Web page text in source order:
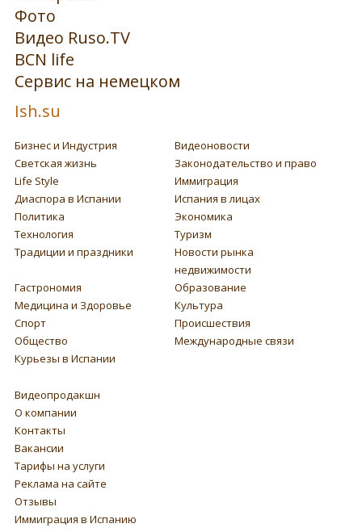
Фото
Видео Ruso.TV
BCN life
Сервис на немецком
Ish.su
Бизнес и Индустрия
Видеоновости
Светская жизнь
Законодательство и право
Life Style
Иммиграция
Диаспора в Испании
Испания в лицах
Политика
Экономика
Технология
Туризм
Традиции и праздники
Новости рынка
недвижимости
Гастрономия
Образование
Медицина и Здоровье
Культура
Спорт
Происшествия
Общество
Международные связи
Курьезы в Испании
Видеопродакшн
О компании
Контакты
Вакансии
Тарифы на услуги
Реклама на сайте
Отзывы
Иммиграция в Испанию